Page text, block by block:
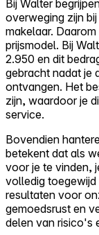
Bij Walter
overweging zijn
makelaar.
prijsmodel. Bij
2.950 en dit
gebracht nadat je
ontvangen. Het
zijn, waardoor je
service.
Bovendien
betekent dat als
voor je te vinden,
volledig
resultaten voor
gemoedsrust en
delen van risico's